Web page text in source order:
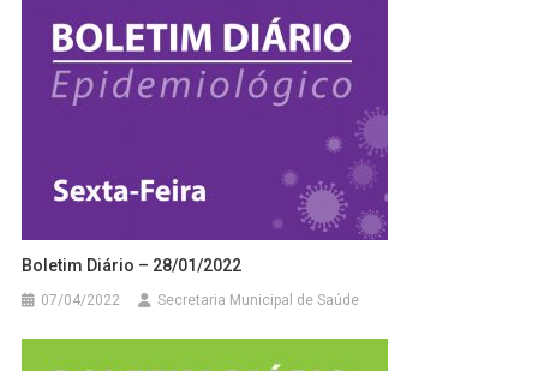
Boletim Diário – 28/01/2022
07/04/2022 Secretaria Municipal de Saúde